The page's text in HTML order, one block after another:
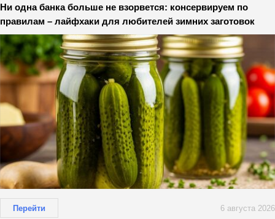
Ни одна банка больше не взорвется: консервируем по
правилам – лайфхаки для любителей зимних заготовок
Перейти 6 августа 2026